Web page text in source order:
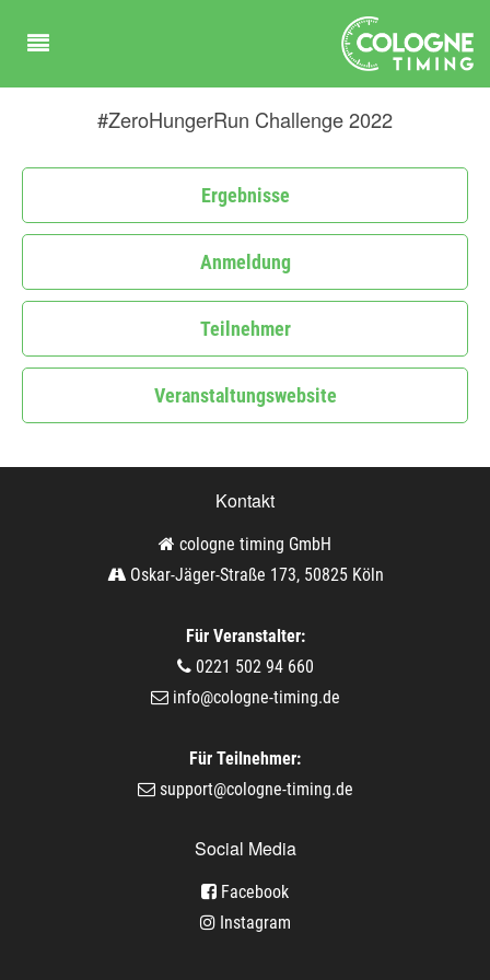
#ZeroHungerRun Challenge 2022
Ergebnisse
Anmeldung
Teilnehmer
Veranstaltungswebsite
Kontakt
cologne timing GmbH
Oskar-Jäger-Straße 173, 50825 Köln
Für Veranstalter:
0221 502 94 660
info@cologne-timing.de
Für Teilnehmer:
support@cologne-timing.de
Social Media
Facebook
Instagram